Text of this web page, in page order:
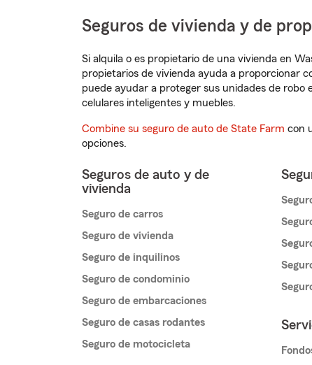
Seguros de vivienda y de
Si alquila o es propietario de una vivienda en
propietarios de vivienda ayuda a proporcionar
puede ayudar a proteger sus unidades de robo
celulares inteligentes y muebles.
Combine su seguro de auto de State Farm con
opciones.
Seguros de auto y de
vivienda
Seguro de carros
Seguro de vivienda
Seguro de inquilinos
Seguro de condominio
Seguro de embarcaciones
Seguro de casas rodantes
Seguro de motocicleta